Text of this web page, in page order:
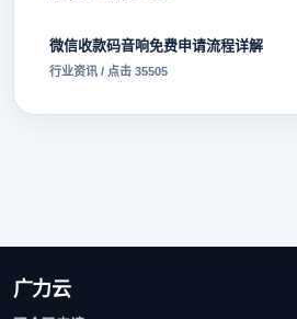
微信收款码音响免费申请流程详解
行业资讯 / 点击 35505
广力云